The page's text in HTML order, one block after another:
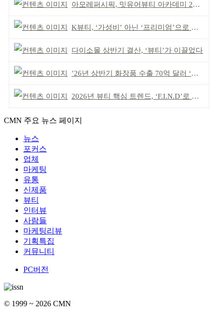
아모레퍼시픽, 밋유어뷰티 아카데미 2기 발대식
K뷰티, ‘가성비’ 아닌 ‘프리미엄’으로 승부걸어야
다이소몰 상반기 결산, ‘뷰티’가 이끌었다
’26년 상반기 화장품 수출 70억 달러 ‘역대 최고’
2026년 뷰티 핵심 트렌드, ‘F.I.N.D’로 읽는다
CMN 주요 뉴스 페이지
뉴스
포커스
업체
마케팅
유통
신제품
뷰티
인터뷰
사람들
마케팅리뷰
기획특집
커뮤니티
PC버전
© 1999 ~ 2026 CMN